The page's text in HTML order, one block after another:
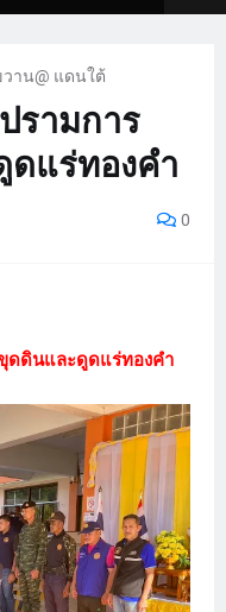
าน@ แดนใต้
รามการ
แร่ทองคำ
0
ดดินและดูดแร่ทองคำ